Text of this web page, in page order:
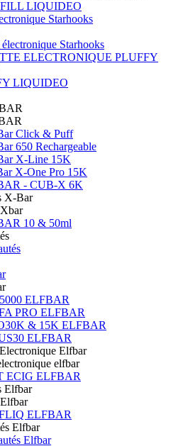
Starhooks
ELECTRONIQUE PLUFFY
Click & Puff
650 Rechargeable
X-Line 15K
X-One Pro 15K
- CUB-X 6K
X-Bar
10 & 50ml
ELFBAR
PRO ELFBAR
& 15K ELFBAR
ELFBAR
Elfbar
elfbar
ECIG ELFBAR
Elfbar
ELFBAR
Elfbar